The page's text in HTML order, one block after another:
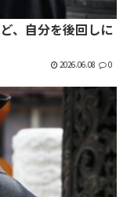
、自分を後回しに
2026.06.08 0